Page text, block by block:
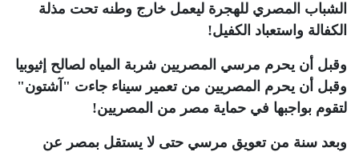
الشباب المصري للهجرة ليعمل خارج وطنه تحت مذلة
الكفالة واستعباد الكفيل!
وقبل أن يحرم مرسي المصريين شربة المياه لصالح إثيوبيا
وقبل أن يحرم المصريين من تعمير سيناء جاءت "آشتون"
لتقوم بواجبها في حماية مصر من المصريين!
وبعد سنة من تعويق مرسي حتى لا يستقل بمصر عن